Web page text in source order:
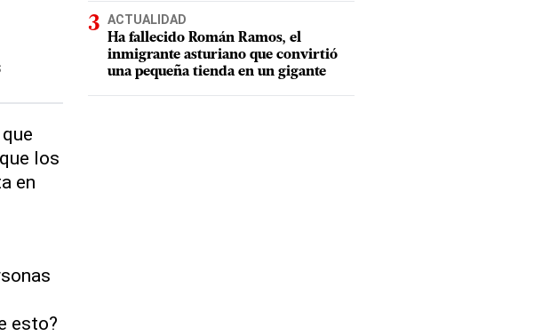
que
los
en
esto?
ACTUALIDAD
Ha fallecido Román Ramos, el
inmigrante asturiano que convirtió
una pequeña tienda en un gigante